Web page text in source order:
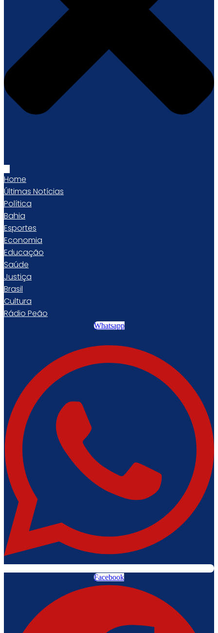
Home
Últimas Notícias
Política
Bahia
Esportes
Economia
Educação
Saúde
Justiça
Brasil
Cultura
Rádio Peão
Whatsapp
Facebook